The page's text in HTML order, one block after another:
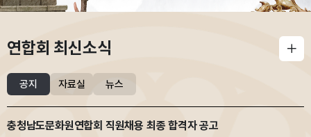
연합회 최신소식
공지 자료실 뉴스
충청남도문화원연합회 직원채용 최종 합격자 공고